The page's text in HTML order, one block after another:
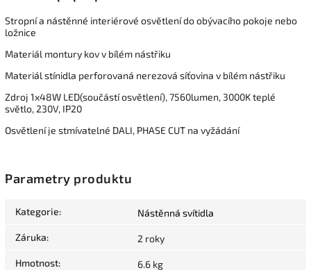
Stropní a nástěnné interiérové osvětlení do obývacího pokoje nebo
ložnice
Materiál montury kov v bílém nástřiku
Materiál stínidla perforovaná nerezová síťovina v bílém nástřiku
Zdroj 1x48W LED(součástí osvětlení), 7560lumen, 3000K teplé
světlo, 230V, IP20
Osvětlení je stmívatelné DALI, PHASE CUT na vyžádání
Parametry produktu
Kategorie: Nástěnná svítidla
Záruka: 2 roky
Hmotnost: 6.6 kg